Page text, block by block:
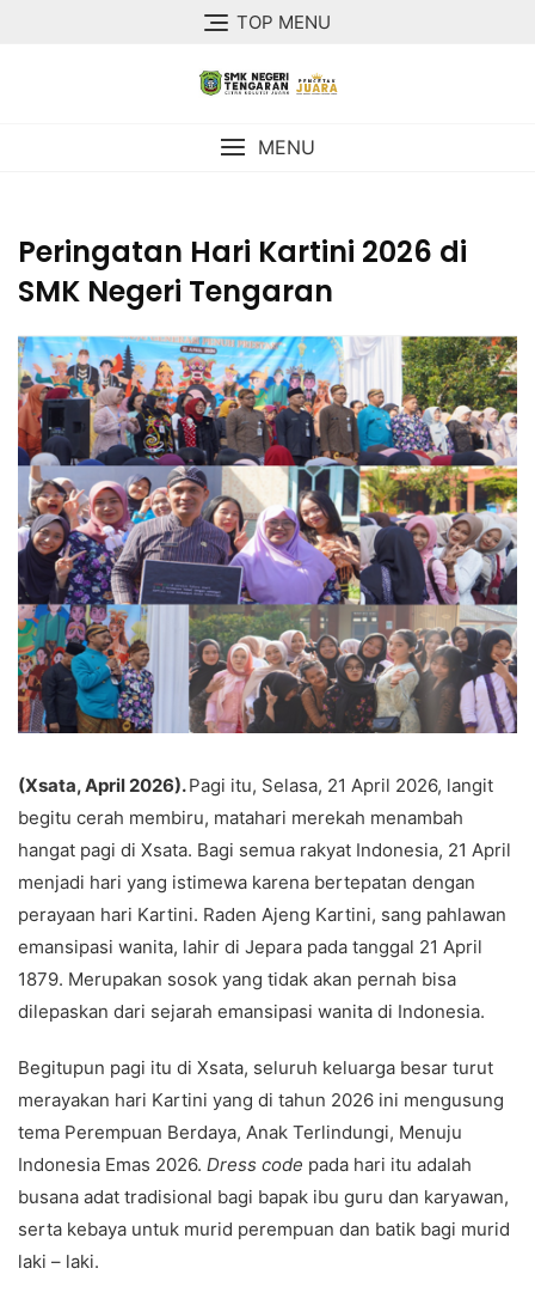
TOP MENU
MENU
Peringatan Hari Kartini 2026 di
SMK Negeri Tengaran
(Xsata, April 2026).Pagi itu, Selasa, 21 April 2026, langit
begitu cerah membiru, matahari merekah menambah
hangat pagi di Xsata. Bagi semua rakyat Indonesia, 21 April
menjadi hari yang istimewa karena bertepatan dengan
perayaan hari Kartini. Raden Ajeng Kartini, sang pahlawan
emansipasi wanita, lahir di Jepara pada tanggal 21 April
1879. Merupakan sosok yang tidak akan pernah bisa
dilepaskan dari sejarah emansipasi wanita di Indonesia.
Begitupun pagi itu di Xsata, seluruh keluarga besar turut
merayakan hari Kartini yang di tahun 2026 ini mengusung
tema Perempuan Berdaya, Anak Terlindungi, Menuju
Indonesia Emas 2026. Dress code pada hari itu adalah
busana adat tradisional bagi bapak ibu guru dan karyawan,
serta kebaya untuk murid perempuan dan batik bagi murid
laki – laki.